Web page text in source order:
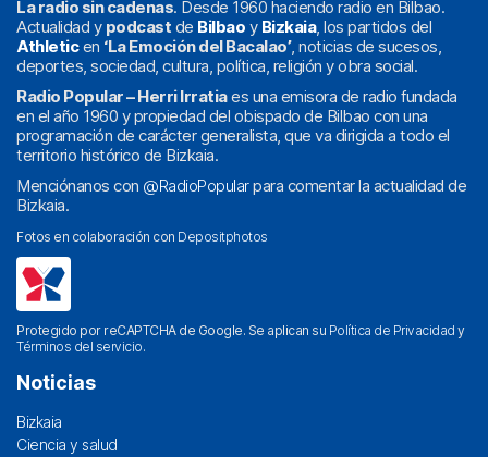
La radio sin cadenas. Desde 1960 haciendo radio en Bilbao.
Actualidad y podcast de Bilbao y Bizkaia, los partidos del
Athleticen ‘La Emoción del Bacalao’, noticias de sucesos,
deportes, sociedad, cultura, política, religión y obra social.
Radio Popular – Herri Irratiaes una emisora de radio fundada
en el año 1960 y propiedad del obispado de Bilbao con una
programación de carácter generalista, que va dirigida a todo el
territorio histórico de Bizkaia.
Menciónanos con @RadioPopularpara comentar la actualidad de
Bizkaia.
Fotos en colaboración con Depositphotos
Protegido por reCAPTCHA de Google. Se aplican su Política de Privacidad y
Términos del servicio.
Noticias
Bizkaia
Ciencia y salud